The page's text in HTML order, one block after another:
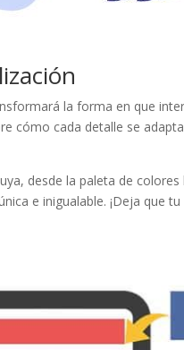
la forma en que⁣
cómo cada detalle ‌se⁣
​desde la paleta ⁣de‍
e inigualable. ⁤¡Deja que
Gmail